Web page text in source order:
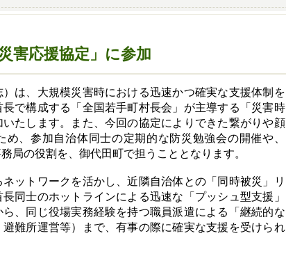
害応援協定」に参加
は、大規模災害時における迅速かつ確実な支援体制を
で構成する「全国若手町村長会」が主導する「災害時
たします。また、今回の協定によりできた繋がりや顔
、参加自治体同士の定期的な防災勉強会の開催や、
局の役割を、御代田町で担うこととなります。
ットワークを活かし、近隣自治体との「同時被災」リ
同士のホットラインによる迅速な「プッシュ型支援」
ら、同じ役場実務経験を持つ職員派遣による「継続的な
難所運営等）まで、有事の際に確実な支援を受けられ